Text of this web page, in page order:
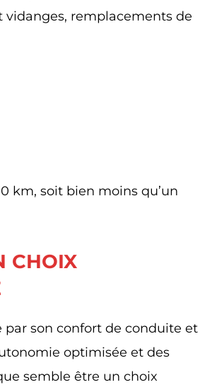
remplacements de
km, soit bien moins qu’un
CHOIX
par son confort de conduite et
optimisée et des
semble être un choix